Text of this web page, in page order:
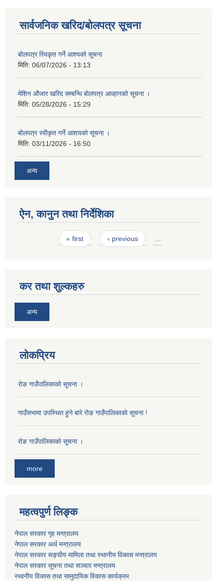
सार्वजनिक खरिद/बोलपत्र सूचना
बोलपत्र स्विकृत गर्ने आश्यको सूचना
मिति: 06/07/2026 - 13:13
मेशिन औजार खरिद सम्बन्धि बोलपत्र आव्हानको सूचना ।
मिति: 05/28/2026 - 15:29
बोलपत्र स्वीकृत गर्ने आशयको सूचना ।
मिति: 03/11/2026 - 16:50
अन्य
ऐन, कानुन तथा निर्देशिका
« first ‹ previous …
कर तथा शुल्कहरु
अन्य
लोकप्रिय
राेङ गाउँपालिकाको सूचना ।
गाउँसभामा उपस्थित हुने बारे रोङ गाउँपालिकाको सूचना !
राेङ गाउँपालिकाको सूचना ।
more
महत्वपुर्ण लिङ्क
नेपाल सरकार गृह मन्त्रालय
नेपाल सरकार अर्थ मन्त्रालय
नेपाल सरकार सङ्घीय मामिला तथा स्थानीय विकास मन्त्रालय
नेपाल सरकार सूचना तथा सञ्चार मन्त्रालय
स्थानीय विकास तथा सामुदायिक विकास कार्यक्रम